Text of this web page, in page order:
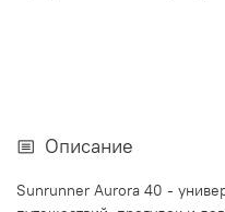
Описание
Sunrunner Aurora 40 -